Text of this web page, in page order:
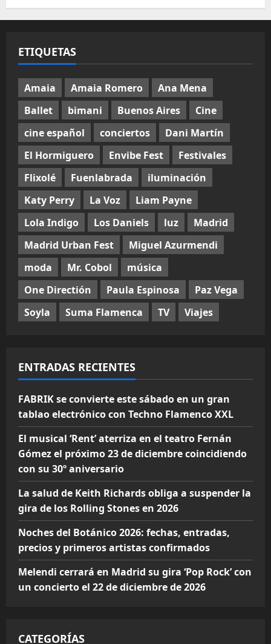
ETIQUETAS
Amaia Amaia Romero
Ana Mena
Ballet
bimani Buenos Aires
Cine
cine español
conciertos
Dani Martín
El Hormiguero
Envibe Fest
Festivales
Flixolé
Fuenlabrada
iluminación
Katy Perry
La Voz
Liam Payne
Lola Indigo
Los Daniels luz
Madrid
Madrid Urban Fest
Miguel Azurmendi
moda
Mr. Cobol
música
One Directión
Paula Espinosa
Paz Vega
Soyla
Suma Flamenca TV Viajes
ENTRADAS RECIENTES
FABRIK se convierte este sábado en un gran
tablao electrónico con Techno Flamenco XXL
El musical ‘Rent’ aterriza en el teatro Fernán
Gómez el próximo 23 de diciembre coincidiendo
con su 30º aniversario
La salud de Keith Richards obliga a suspender la
gira de los Rolling Stones en 2026
Noches del Botánico 2026: fechas, entradas,
precios y primeros artistas confirmados
Melendi cerrará en Madrid su gira ‘Pop Rock’ con
un concierto el 22 de diciembre de 2026
CATEGORÍAS